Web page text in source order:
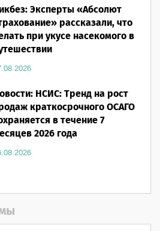
Эксперты «Абсолют
рассказали, что
при укусе насекомого в
НСИС: Тренд на рост
краткосрочного ОСАГО
в течение 7
2026 года